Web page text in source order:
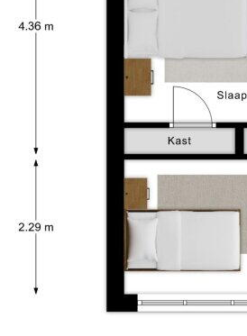
vier deuren waar je verrassend
kunt opbergen. Deze ruimte
doorgang naar de badkamer op
badkamer is uitgevoerd in
en beschikt over een ligbad met
wastafel en een toilet. In zowel
badkamer ligt een nette
een onderhoudsvriendelijke en
KIJKJE IN DE KEUKEN
De leefkeuken is letterlijk en
grootste verrassingen van deze
landelijk ingerichte keuken
waardoor je hier met gemak
plaatsen. Terwijl jij staat te
familie alvast gezellig
ramen, hier nog uitgevoerd met
geniet je ook in de keuken van
De keuken is compleet